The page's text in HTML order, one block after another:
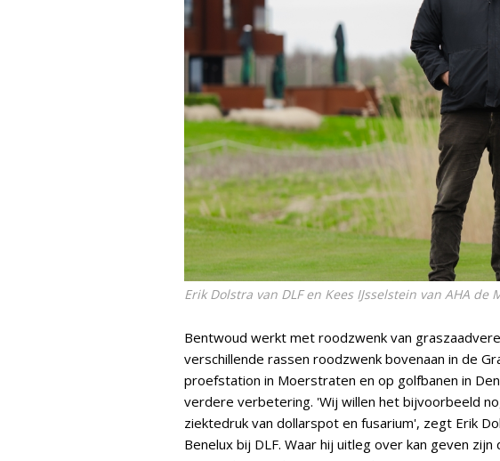
Erik Dolstra van DLF en Kees IJsselstein van AHA de
Bentwoud werkt met roodzwenk van
verschillende rassen roodzwenk bovenaan in de
proefstation in Moerstraten en op golfbanen in
verdere verbetering. 'Wij willen het bijvoorbeeld
ziektedruk van dollarspot en fusarium', zegt Erik
Benelux bij DLF. Waar hij uitleg over kan geven